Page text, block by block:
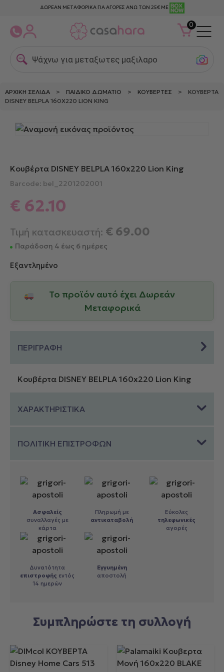
ΔΩΡΕΑΝ ΜΕΤΑΦΟΡΙΚΑ ΓΙΑ ΑΓΟΡΕΣ ΑΝΩ ΤΩΝ 25€ ΜΕ
0
Ψάχνω για μεταξωτες μαξιλαροθη
ΑΡΧΙΚΉ ΣΕΛΊΔΑ > ΠΑΙΔΙΚΌ ΔΩΜΆΤΙΟ > ΚΟΥΒΈΡΤΕΣ > ΚΟΥΒΈΡΤΑ
DISNEY BELPLA 160X220 LION KING
Κουβέρτα DISNEY BELPLA 160x220 Lion King
Barcode: bel_2201202001
€ 62.10
Τιμή κατασκευαστή: € 69.00
Παράδοση 4 έως 6 ημέρες
Εξαντλημένο
Το προϊόν αυτό έχει Δωρεάν
Μεταφορικά
ΠΕΡΙΓΡΑΦΗ
Κουβέρτα DISNEY BELPLA 160x220 Lion King
ΧΑΡΑΚΤΗΡΙΣΤΙΚΑ
ΠΟΛΙΤΙΚΗ ΕΠΙΣΤΡΟΦΩΝ
Ασφαλείς
συναλλαγές με
κάρτα
Πληρωμή με
αντικαταβολή
Εύκολες
τηλεφωνικές
αγορές
Δυνατότητα
επιστροφής εντός
14 ημερών
Εγγυημένη
αποστολή
Συμπληρώστε τη συλλογή